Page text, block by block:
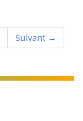
Suivant →